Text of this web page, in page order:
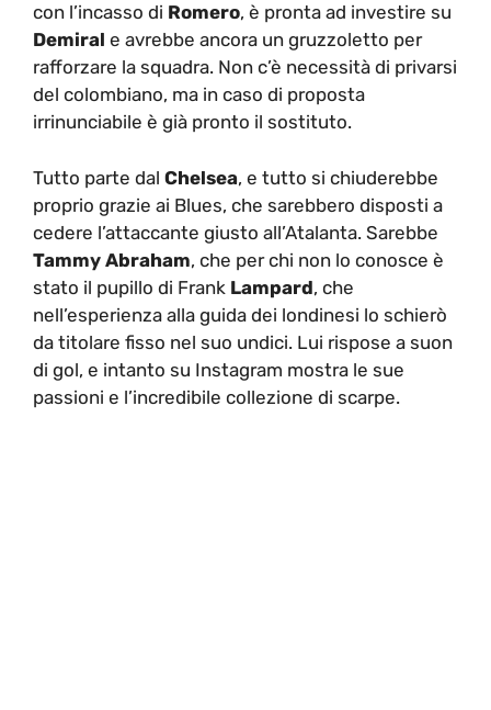
con l’incasso di Romero, è pronta ad investire su
Demiral e avrebbe ancora un gruzzoletto per
rafforzare la squadra. Non c’è necessità di privarsi
del colombiano, ma in caso di proposta
irrinunciabile è già pronto il sostituto.
Tutto parte dal Chelsea, e tutto si chiuderebbe
proprio grazie ai Blues, che sarebbero disposti a
cedere l’attaccante giusto all’Atalanta. Sarebbe
Tammy Abraham, che per chi non lo conosce è
stato il pupillo di Frank Lampard, che
nell’esperienza alla guida dei londinesi lo schierò
da titolare fisso nel suo undici. Lui rispose a suon
di gol, e intanto su Instagram mostra le sue
passioni e l’incredibile collezione di scarpe.